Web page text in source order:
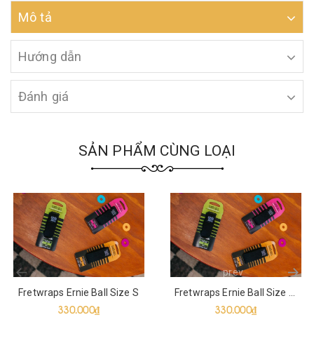
Mô tả
Hướng dẫn
Đánh giá
SẢN PHẨM CÙNG LOẠI
Fretwraps Ernie Ball Size S
330.000₫ 330.000₫
prev